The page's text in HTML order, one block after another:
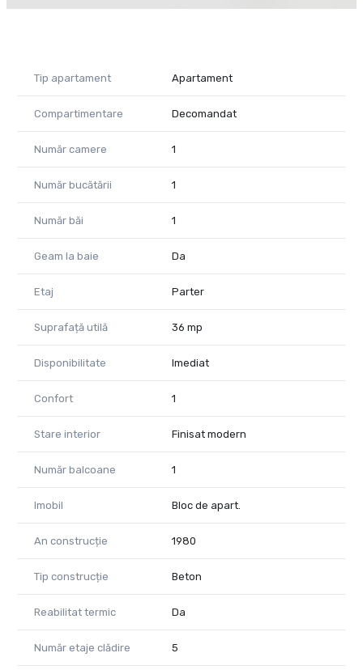
Tip apartament Apartament
Compartimentare Decomandat
Număr camere 1
Număr bucătării 1
Număr băi 1
Geam la baie Da
Etaj Parter
Suprafață utilă 36 mp
Disponibilitate Imediat
Confort 1
Stare interior Finisat modern
Număr balcoane 1
Imobil Bloc de apart.
An construcție 1980
Tip construcție Beton
Reabilitat termic Da
Număr etaje clădire 5